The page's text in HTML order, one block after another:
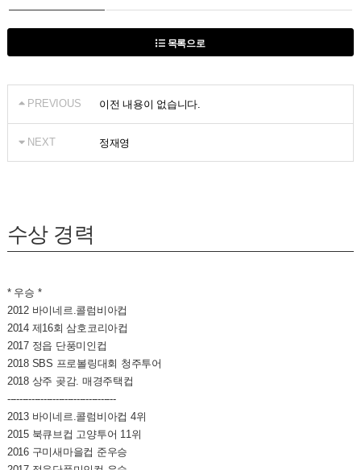
목록으로
PREVIOUS 이전 내용이 없습니다.
NEXT 정재영
수상 경력
* 우승 *
2012 바이네르.콜럼비아컵
2014 제16회 삼호코리아컵
2017 정읍 단풍미인컵
2018 SBS 프로볼링대회 청주투어
2018 상주 곶감. 매경주택컵
------------------------------------
2013 바이네르.콜럼비아컵 4위
2015 북큐브컵 고양투어 11위
2016 구미새마을컵 준우승